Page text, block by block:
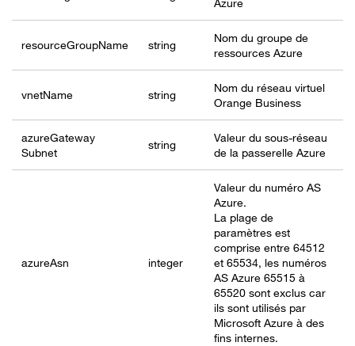
Azure
resourceGroupName string
Nom du groupe de
ressources Azure
vnetName string
Nom du réseau virtuel
Orange Business
azureGateway
Subnet
string
Valeur du sous-réseau
de la passerelle Azure
azureAsn integer
Valeur du numéro AS
Azure.
La plage de
paramètres est
comprise entre 64512
et 65534, les numéros
AS Azure 65515 à
65520 sont exclus car
ils sont utilisés par
Microsoft Azure à des
fins internes.